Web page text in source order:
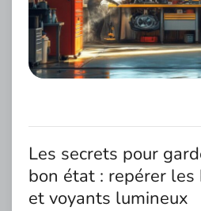
Les secrets pour
bon état : repérer
et voyants lumineux